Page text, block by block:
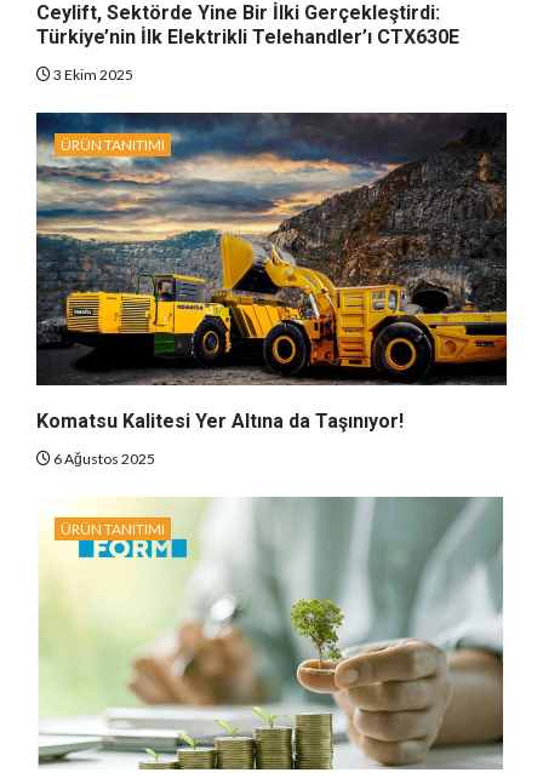
Ceylift, Sektörde Yine Bir İlki Gerçekleştirdi:
Türkiye’nin İlk Elektrikli Telehandler’ı CTX630E
3 Ekim 2025
ÜRÜN TANITIMI
Komatsu Kalitesi Yer Altına da Taşınıyor!
6 Ağustos 2025
ÜRÜN TANITIMI